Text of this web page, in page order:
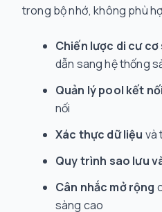
trong bộ nhớ, không phù
Chiến lược di cư cơ
dẫn sang hệ thống
Quản lý pool kết nối
nối
Xác thực dữ liệu và
Quy trình sao lưu
Cân nhắc mở rộng
sàng cao